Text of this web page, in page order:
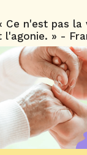
Ce n'est pas la
l'agonie. » -